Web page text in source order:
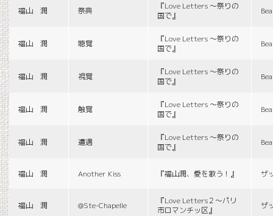
福山 潤 祭典
『Love Letters 〜祭りの
国で』
福山 潤 聴覚
『Love Letters 〜祭りの
国で』
福山 潤 視覚
『Love Letters 〜祭りの
国で』
福山 潤 触覚
『Love Letters 〜祭りの
国で』
福山 潤 遭遇
『Love Letters 〜祭りの
国で』
福山 潤 Another Kiss 『福山潤、愛を歌う！』 ザ
福山 潤 @Ste-Chapelle
『Love Letters２〜パリ
市ロマンチッ区』
ザ